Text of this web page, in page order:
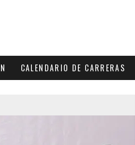
CALENDARIO DE CARRERAS